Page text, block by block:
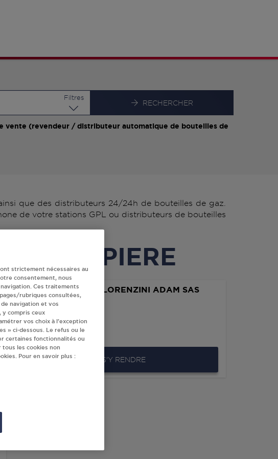
Filtres
RECHERCHER
(revendeur / distributeur automatique de bouteilles de
que des distributeurs 24/24h de bouteilles de gaz.
de votre stations GPL ou distributeurs de bouteilles
COURPIERE
STATION SERVICE LORENZINI ADAM SAS
COURPIERE
STATION SERVICE
AV JEAN JAURES
63120COURPIERE
S'Y RENDRE
strictement nécessaires au
consentement, nous
Ces traitements
rubriques consultées,
navigation et vos
y compris ceux
vos choix à l’exception
» ci-dessous. Le refus ou le
certaines fonctionnalités ou
tous les cookies non
Pour en savoir plus :